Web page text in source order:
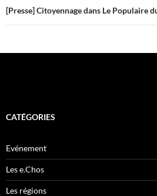
[Presse] Citoyennage dans Le Populaire
CATÉGORIES
Evénement
Les e.Chos
Les régions